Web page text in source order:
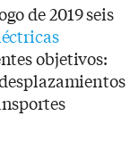
de 2019 seis
objetivos: